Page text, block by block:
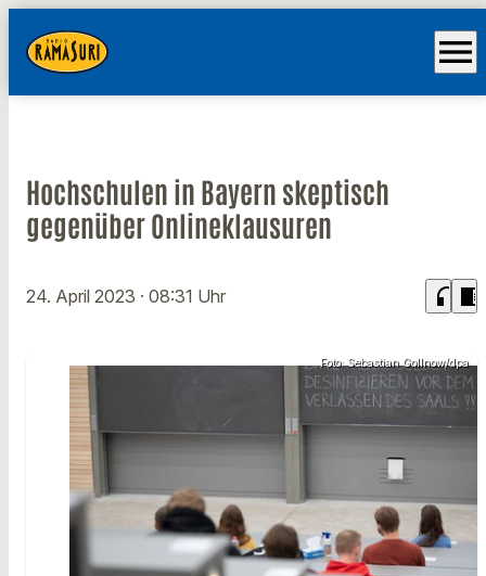
menu
Hochschulen in Bayern skeptisch
gegenüber Onlineklausuren
24. April 2023 · 08:31 Uhr headphones chrome_reader_mode
Foto: Sebastian Gollnow/dpa